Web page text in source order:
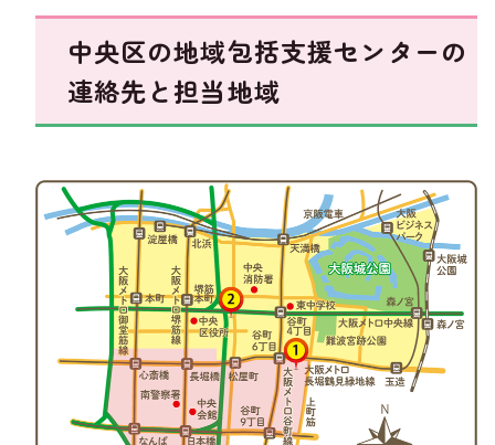
中央区の地域包括支援センターの
連絡先と担当地域